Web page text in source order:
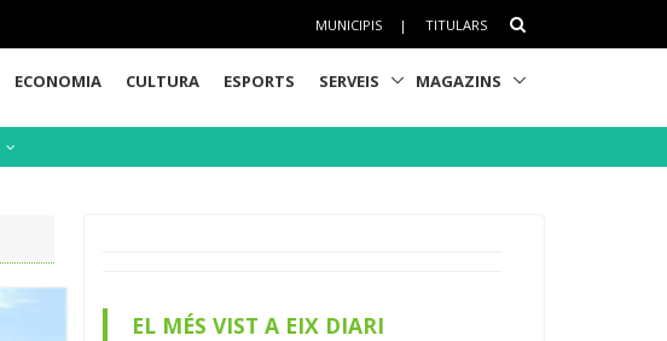
MUNICIPIS | TITULARS
ECONOMIA CULTURA ESPORTS SERVEIS MAGAZINS
EL MÉS VIST A EIX DIARI